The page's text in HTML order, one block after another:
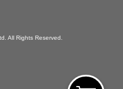
All Rights Reserved.